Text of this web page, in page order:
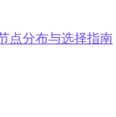
点分布与选择指南